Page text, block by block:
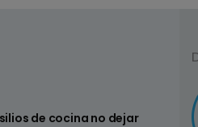
Controlar si